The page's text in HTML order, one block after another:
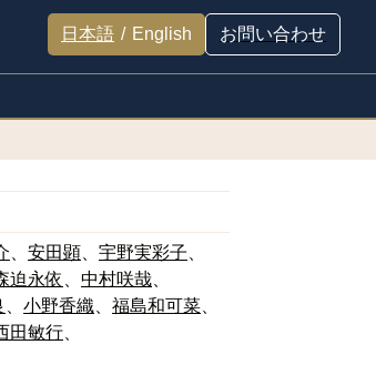
日本語 / English お問い合わせ
安田顕
宇野実彩子
迫永依
中村咲哉
小野香織
福島和可菜
田敏行